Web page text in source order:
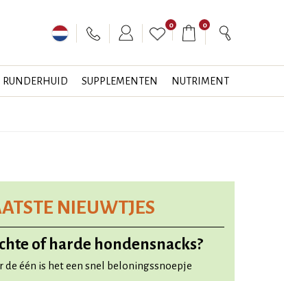
0 0
RUNDERHUID SUPPLEMENTEN NUTRIMENT
NIEUWTJES
of harde hondensnacks?
de één is het een snel beloningssnoepje